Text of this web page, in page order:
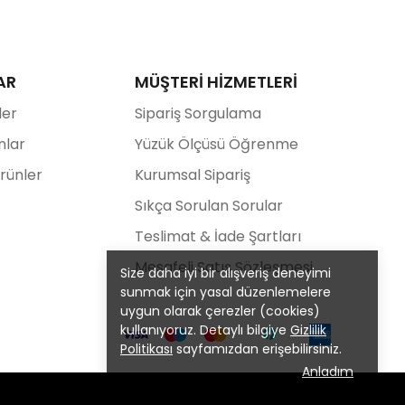
Size daha iyi bir alışveriş deneyimi
sunmak için yasal düzenlemelere
uygun olarak çerezler (cookies)
kullanıyoruz. Detaylı bilgiye Gizlilik
Politikası sayfamızdan erişebilirsiniz.
Anladım
MÜŞTERİ HİZMETLERİ
Sipariş Sorgulama
Yüzük Ölçüsü Öğrenme
Kurumsal Sipariş
Sıkça Sorulan Sorular
Teslimat & İade Şartları
Mesafeli Satış Sözleşmesi